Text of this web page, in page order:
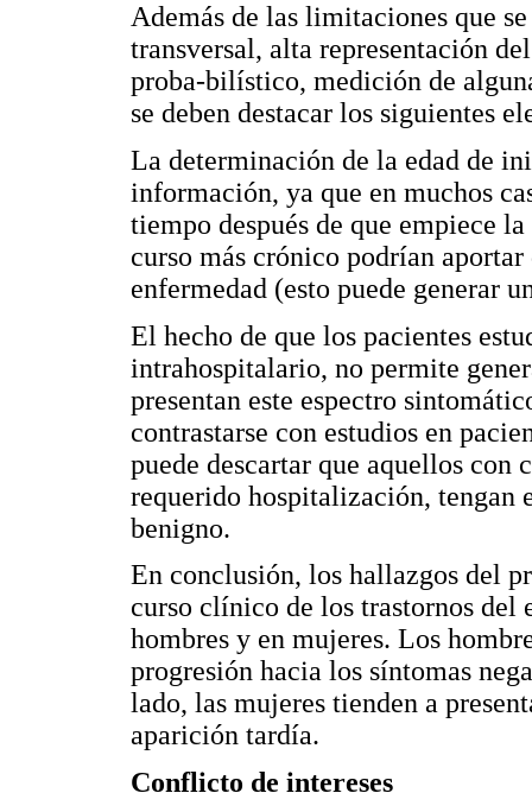
Además de las limitaciones que
transversal, alta representación
proba-bilístico, medición de
se deben destacar los siguientes
La determinación de la edad de
información, ya que en muchos
tiempo después de que empiece
curso más crónico podrían
enfermedad (esto puede generar
El hecho de que los pacientes
intrahospitalario, no permite
presentan este espectro
contrastarse con estudios en
puede descartar que aquellos con
requerido hospitalización, tengan
benigno.
En conclusión, los hallazgos del
curso clínico de los trastornos del
hombres y en mujeres. Los
progresión hacia los síntomas
lado, las mujeres tienden a
aparición tardía.
Conflicto de intereses